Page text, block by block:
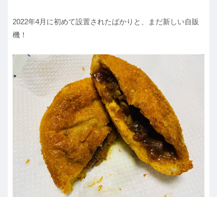
2022年4月に初めて設置されたばかりと、まだ新しい自販
機！